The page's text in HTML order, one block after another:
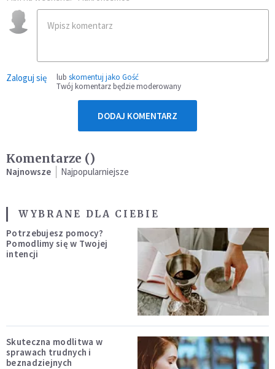
Zaloguj się lub skomentuj jako Gość
Twój komentarz będzie moderowany
DODAJ KOMENTARZ
Komentarze ()
Najnowsze Najpopularniejsze
WYBRANE DLA CIEBIE
Potrzebujesz pomocy?
Pomodlimy się w Twojej
intencji
Skuteczna modlitwa w
sprawach trudnych i
beznadziejnych